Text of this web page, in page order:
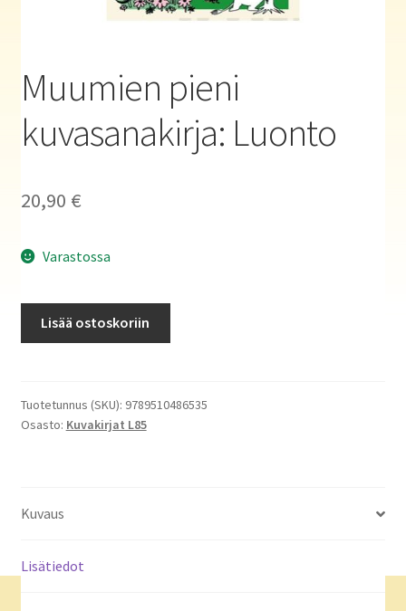
Haluatko kirjailijaksi?
Muumien pieni
kuvasanakirja: Luonto
20,90 €
Varastossa
määrä
Lisää ostoskoriin
Tuotetunnus (SKU): 9789510486535
Osasto: Kuvakirjat L85
Kuvaus
Lisätiedot